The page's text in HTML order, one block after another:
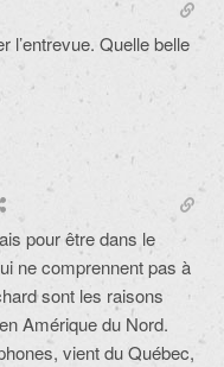
l’entrevue. Quelle belle
pour être dans le
ne comprennent pas à
sont les raisons
Amérique du Nord.
vient du Québec,